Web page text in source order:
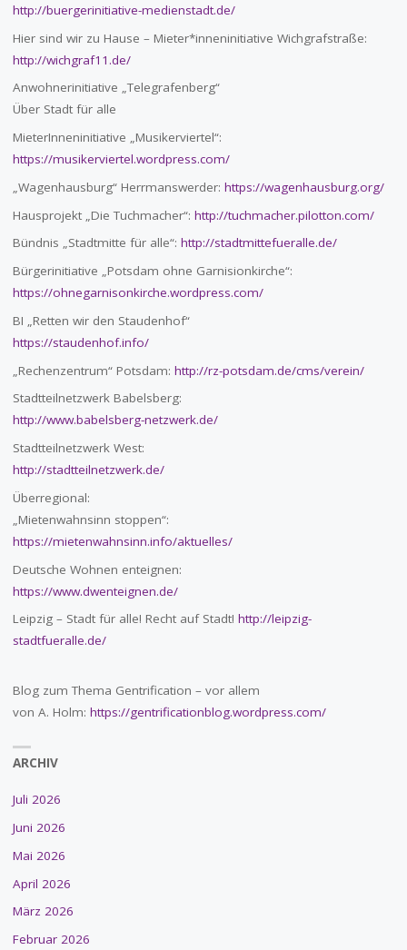
http://buergerinitiative-medienstadt.de/
Hier sind wir zu Hause – Mieter*inneninitiative Wichgrafstraße:
http://wichgraf11.de/
Anwohnerinitiative „Telegrafenberg“
Über Stadt für alle
MieterInneninitiative „Musikerviertel“:
https://musikerviertel.wordpress.com/
„Wagenhausburg“ Herrmanswerder: https://wagenhausburg.org/
Hausprojekt „Die Tuchmacher“: http://tuchmacher.pilotton.com/
Bündnis „Stadtmitte für alle“: http://stadtmittefueralle.de/
Bürgerinitiative „Potsdam ohne Garnisionkirche“:
https://ohnegarnisonkirche.wordpress.com/
BI „Retten wir den Staudenhof“
https://staudenhof.info/
„Rechenzentrum“ Potsdam: http://rz-potsdam.de/cms/verein/
Stadtteilnetzwerk Babelsberg:
http://www.babelsberg-netzwerk.de/
Stadtteilnetzwerk West:
http://stadtteilnetzwerk.de/
Überregional:
„Mietenwahnsinn stoppen“:
https://mietenwahnsinn.info/aktuelles/
Deutsche Wohnen enteignen:
https://www.dwenteignen.de/
Leipzig – Stadt für alle! Recht auf Stadt! http://leipzig-
stadtfueralle.de/
Blog zum Thema Gentrification – vor allem
von A. Holm: https://gentrificationblog.wordpress.com/
ARCHIV
Juli 2026
Juni 2026
Mai 2026
April 2026
März 2026
Februar 2026